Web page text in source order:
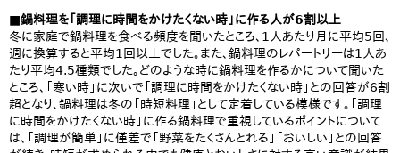
■鍋料理を「調理に時間をかけたくない時」に作る人が6割以上
冬に家庭で鍋料理を食べる頻度を聞いたところ、1人あたり月に平均5回、
週に換算すると平均1回以上でした。また、鍋料理のレパートリーは1人あ
たり平均4.5種類でした。どのような時に鍋料理を作るかについて聞いた
ところ、「寒い時」に次いで「調理に時間をかけたくない時」との回答が6割
超となり、鍋料理は冬の「時短料理」として定着している模様です。「調理
に時間をかけたくない時」に作る鍋料理で重視しているポイントについて
は、「調理が簡単」に僅差で「野菜をたくさんとれる」「おいしい」との回答